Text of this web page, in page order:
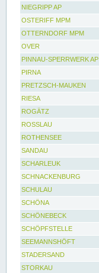
NIEGRIPP AP
OSTERIFF MPM
OTTERNDORF MPM
OVER
PINNAU-SPERRWERK AP
PIRNA
PRETZSCH-MAUKEN
RIESA
ROGÄTZ
ROSSLAU
ROTHENSEE
SANDAU
SCHARLEUK
SCHNACKENBURG
SCHULAU
SCHÖNA
SCHÖNEBECK
SCHÖPFSTELLE
SEEMANNSHÖFT
STADERSAND
STORKAU